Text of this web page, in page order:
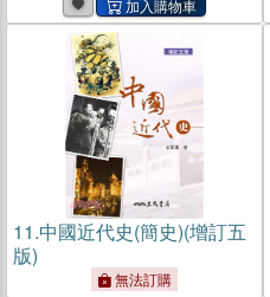
11.中國近代史(簡史)(增訂五
版)
無法訂購